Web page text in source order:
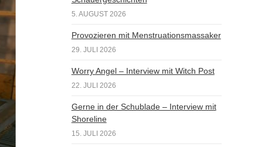
5. AUGUST 2026
Provozieren mit Menstruationsmassaker
29. JULI 2026
Worry Angel – Interview mit Witch Post
22. JULI 2026
Gerne in der Schublade – Interview mit
Shoreline
15. JULI 2026